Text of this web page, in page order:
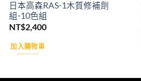
日本高森RAS-1木質修補劑
組-10色組
NT$2,400
加入購物車